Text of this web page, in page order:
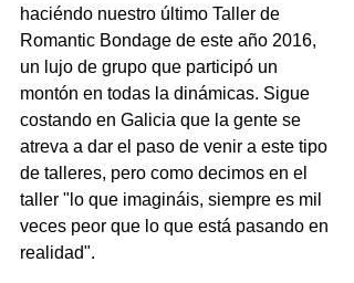
haciéndo nuestro último Taller de
Romantic Bondage de este año 2016,
un lujo de grupo que participó un
montón en todas la dinámicas. Sigue
costando en Galicia que la gente se
atreva a dar el paso de venir a este tipo
de talleres, pero como decimos en el
taller "lo que imagináis, siempre es mil
veces peor que lo que está pasando en
realidad".